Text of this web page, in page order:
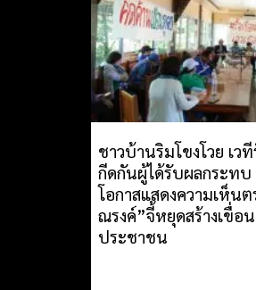
ชาวบ้านริมโขงโวย เ
กีดกันผู้ได้รับผลกระทบ
โอกาสแสดงความเห็น
ณรงค์”จี้หยุดสร้างเขื่อ
ประชาชน